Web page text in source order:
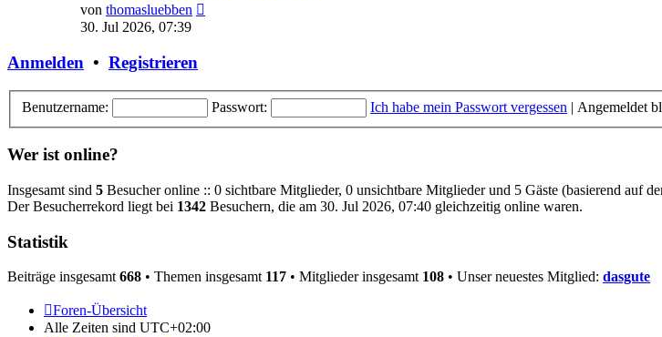
von thomasluebben
30. Jul 2026, 07:39
Anmelden • Registrieren
Benutzername: Passwort: Ich habe mein Passwort vergessen | Angemeldet
Wer ist online?
Insgesamt sind 5 Besucher online :: 0 sichtbare Mitglieder, 0 unsichtbare Mitglieder und 5 Gäste (basierend auf
Der Besucherrekord liegt bei 1342 Besuchern, die am 30. Jul 2026, 07:40 gleichzeitig online waren.
Statistik
Beiträge insgesamt 668 • Themen insgesamt 117 • Mitglieder insgesamt 108 • Unser neuestes Mitglied: dasgute
Foren-Übersicht
Alle Zeiten sind UTC+02:00